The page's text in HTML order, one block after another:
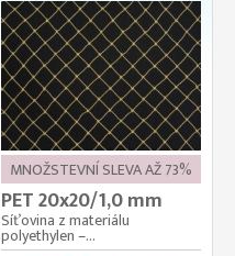
MNOŽSTEVNÍ SLEVA AŽ 73%
PET 20x20/1,0 mm
Síťovina z materiálu
polyethylen –...